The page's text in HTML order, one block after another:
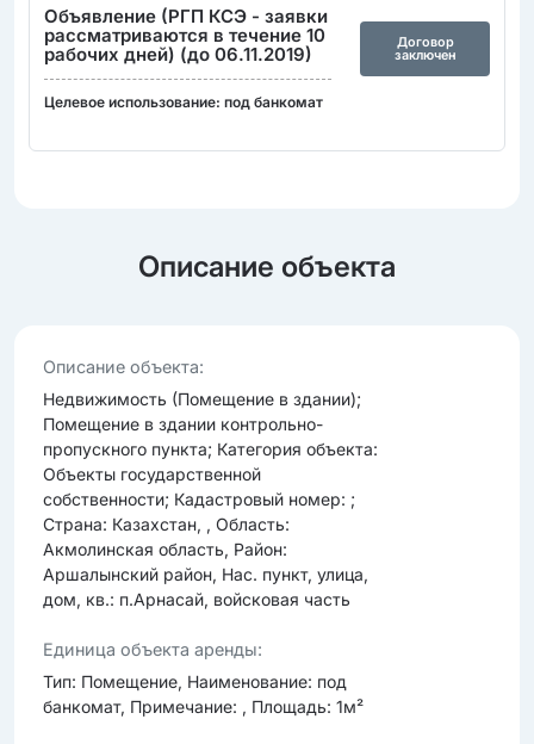
Объявление (РГП КСЭ - заявки
рассматриваются в течение 10
рабочих дней) (до 06.11.2019)
Целевое использование: под банкомат
Договор
заключен
Описание объекта
Опиcание объекта:
Недвижимость (Помещение в здании);
Помещение в здании контрольно-
пропускного пункта; Категория объекта:
Объекты государственной
собственности; Кадастровый номер: ;
Страна: Казахстан, , Область:
Акмолинская область, Район:
Аршалынский район, Нас. пункт, улица,
дом, кв.: п.Арнасай, войсковая часть
Единица объекта аренды:
Тип: Помещение, Наименование: под
банкомат, Примечание: , Площадь: 1м²